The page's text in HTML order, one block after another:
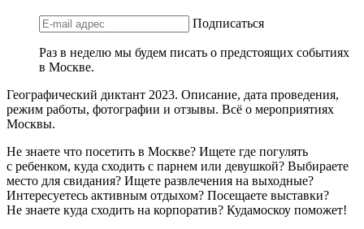
Подписаться
Раз в неделю мы будем писать о предстоящих событиях
в Москве.
Географический диктант 2023. Описание, дата проведения,
режим работы, фотографии и отзывы. Всё о мероприятиях
Москвы.
Не знаете что посетить в Москве? Ищете где погулять
с ребенком, куда сходить с парнем или девушкой? Выбираете
место для свидания? Ищете развлечения на выходные?
Интересуетесь активным отдыхом? Посещаете выставки?
Не знаете куда сходить на корпоратив? Кудамоскоу поможет!